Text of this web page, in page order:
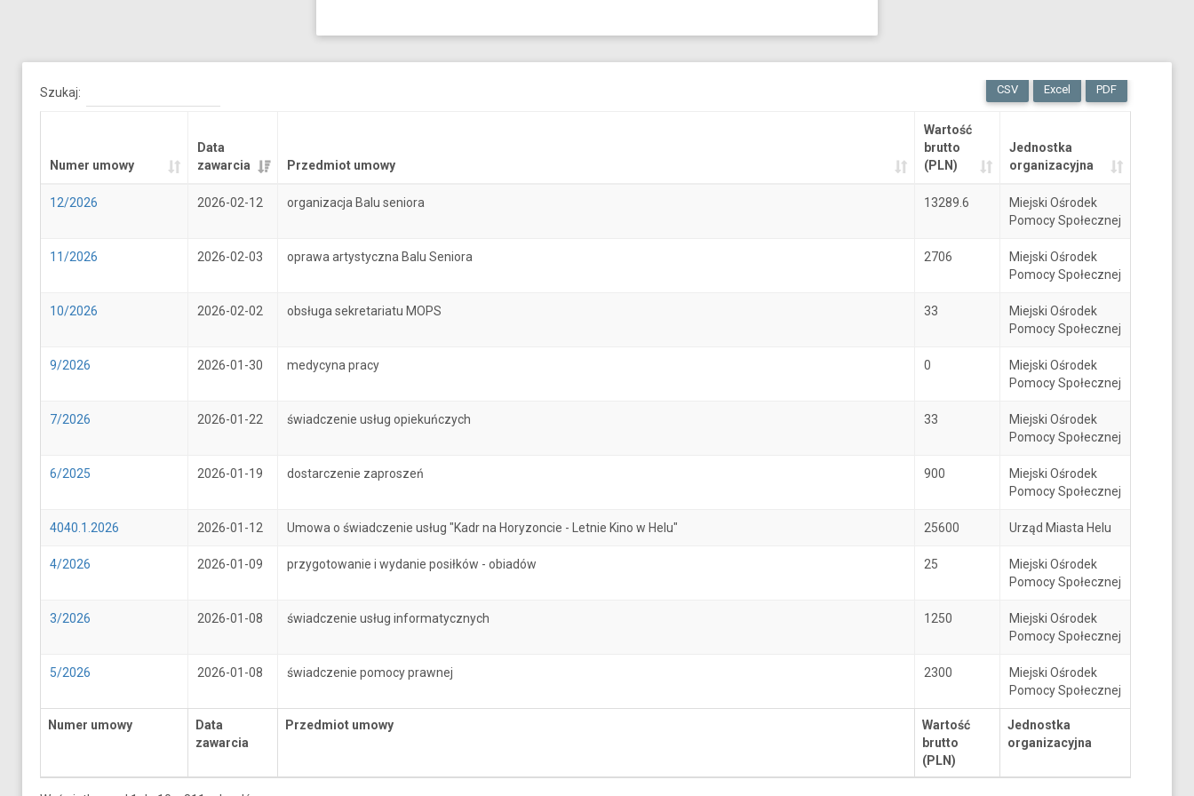
CSV Excel PDF
Szukaj:
Numer umowy
Data
zawarcia
Przedmiot umowy
Wartość
brutto
(PLN)
Jednostka
organizacyjna
Numer umowy
Data
zawarcia
Przedmiot umowy
Wartość
brutto
(PLN)
Jednostka
organizacyjna
12/2026 2026-02-12 organizacja Balu seniora 13289.6
Miejski Ośrodek
Pomocy Społecznej
11/2026 2026-02-03 oprawa artystyczna Balu Seniora 2706
Miejski Ośrodek
Pomocy Społecznej
10/2026 2026-02-02 obsługa sekretariatu MOPS 33
Miejski Ośrodek
Pomocy Społecznej
9/2026 2026-01-30 medycyna pracy 0
Miejski Ośrodek
Pomocy Społecznej
7/2026 2026-01-22 świadczenie usług opiekuńczych 33
Miejski Ośrodek
Pomocy Społecznej
6/2025 2026-01-19 dostarczenie zaproszeń 900
Miejski Ośrodek
Pomocy Społecznej
4040.1.2026 2026-01-12 Umowa o świadczenie usług "Kadr na Horyzoncie - Letnie Kino w Helu" 25600 Urząd Miasta Helu
4/2026 2026-01-09 przygotowanie i wydanie posiłków - obiadów 25
Miejski Ośrodek
Pomocy Społecznej
3/2026 2026-01-08 świadczenie usług informatycznych 1250
Miejski Ośrodek
Pomocy Społecznej
5/2026 2026-01-08 świadczenie pomocy prawnej 2300
Miejski Ośrodek
Pomocy Społecznej